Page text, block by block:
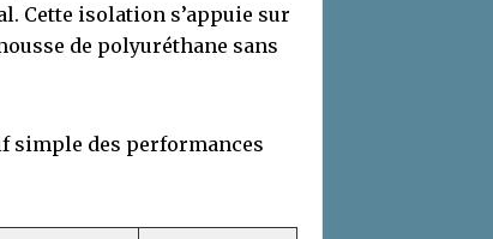
Cette isolation s’appuie sur
de polyuréthane sans
simple des performances